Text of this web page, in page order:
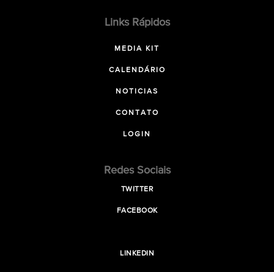
Links Rápidos
MEDIA KIT
CALENDÁRIO
NOTICIAS
CONTATO
LOGIN
Redes Sociais
TWITTER
FACEBOOK
LINKEDIN